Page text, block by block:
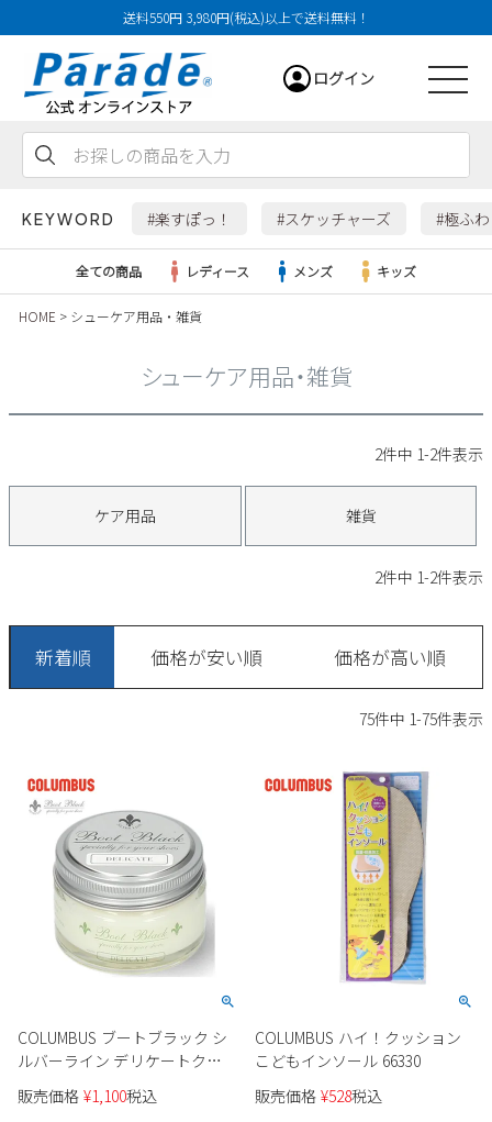
送料550円 3,980円(税込)以上で送料無料！
ログイン
KEYWORD #楽すぽっ！ #スケッチャーズ #極ふ
スニーカー
カジュアルシューズ
ワークシューズ
ブーツ
ウェア
SKECHERS
moz
すべての商品
レインシューズ
スニーカー
ローファー
カジュアルシューズ
ワークシューズ
ブーツ
Parade
キッズ
サンダル
スクール
フォーマル
ブーツ
SKECHERS
new balance
メンズ新入荷
キッズ新入荷
SALE
レディースSALE
メンズSALE
キッズSALE
すべての商品
リュック
ボディバッグ
ハンドバッグ
ビジネスバッグ
トートバッグ
雑貨
すべての商品
ケア用品
詳細検索
店舗一覧
ご利用ガイド
会員サービス
全ての商品 レディース メンズ キッズ
HOME シューケア用品・雑貨
シューケア用品・雑貨
2件中 1-2件表示
ケア用品 雑貨
2件中 1-2件表示
新着順 価格が安い順 価格が高い順
75件中 1-75件表示
COLUMBUS ブートブラック シ
ルバーライン デリケートクリ
ーム 25370
販売価格 ¥1,100税込
COLUMBUS ハイ！クッション
こどもインソール 66330
販売価格 ¥528税込